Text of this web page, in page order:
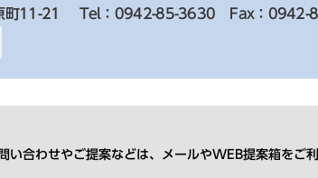
町11-21
Tel：0942-85-3630 Fax：0942-
い合わせやご提案などは、メールやWEB提案箱をご利